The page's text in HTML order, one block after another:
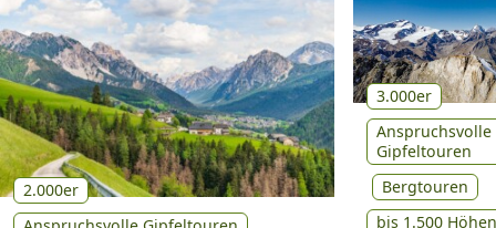
2.000er
3.000er
Anspruchsvolle
Gipfeltouren
Bergtouren
bis 1.500